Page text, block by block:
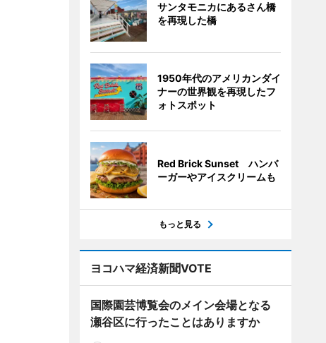
サンタモニカにあるさん橋
を再現した橋
1950年代のアメリカンダイ
ナーの世界観を再現したフ
ォトスポット
Red Brick Sunset ハンバ
ーガーやアイスクリームも
もっと見る
ヨコハマ経済新聞VOTE
国際園芸博覧会のメイン会場となる
瀬谷区に行ったことはありますか